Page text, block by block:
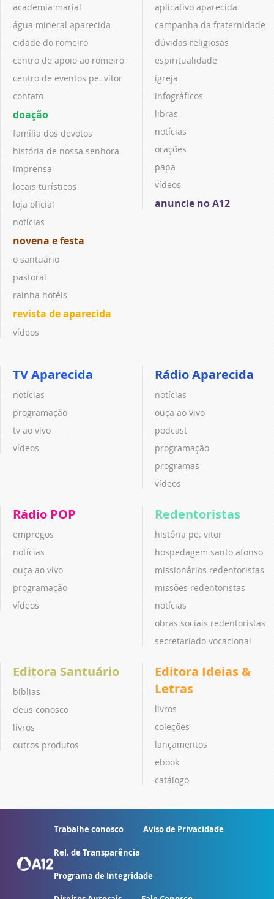
academia marial
água mineral aparecida
cidade do romeiro
centro de apoio ao romeiro
centro de eventos pe. vitor
contato
doação
família dos devotos
história de nossa senhora
imprensa
locais turísticos
loja oficial
notícias
novena e festa
o santuário
pastoral
rainha hotéis
revista de aparecida
vídeos
aplicativo aparecida
campanha da fraternidade
dúvidas religiosas
espiritualidade
igreja
infográficos
libras
notícias
orações
papa
vídeos
anuncie no A12
TV Aparecida
notícias
programação
tv ao vivo
vídeos
Rádio Aparecida
notícias
ouça ao vivo
podcast
programação
programas
vídeos
Rádio POP
empregos
notícias
ouça ao vivo
programação
vídeos
Redentoristas
história pe. vitor
hospedagem santo afonso
missionários redentoristas
missões redentoristas
notícias
obras sociais redentoristas
secretariado vocacional
Editora Santuário
bíblias
deus conosco
livros
outros produtos
Editora Ideias &
Letras
livros
coleções
lançamentos
ebook
catálogo
Trabalhe conosco Aviso de Privacidade
Rel. de Transparência
Programa de Integridade